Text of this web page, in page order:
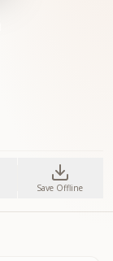
Save Offline